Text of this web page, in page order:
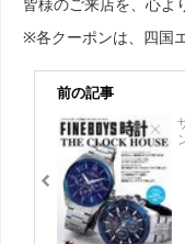
※各クーポンは、四国
前の記事